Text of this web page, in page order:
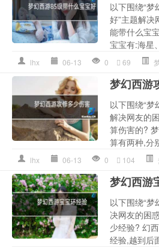
以下围绕“
好”主题解决
能带什么宝
宝宝有:海星
lhx 06-13 0 69
梦幻西游
以下围绕“梦
解决网友的
算伤害的?
算有两种,分
lhx 06-13 0 104
梦幻西游
以下围绕“梦
决网友的困
少经验? 幻
经验,越到后